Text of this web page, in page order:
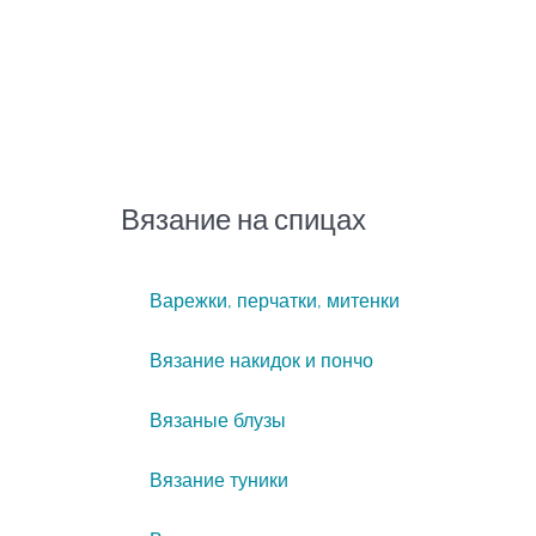
Вязание на спицах
Варежки, перчатки, митенки
Вязание накидок и пончо
Вязаные блузы
Вязание туники